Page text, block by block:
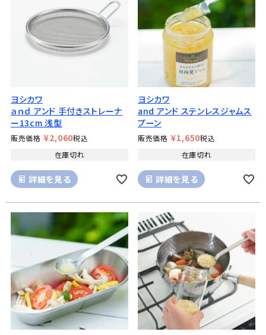
ヨシカワ
ａｎｄ アンド 手付きストレーナ
ー13cm 浅型
販売価格 ¥2,060税込
在庫切れ
詳細を見る
ヨシカワ
and アンド ステンレスジャムス
プーン
販売価格 ¥1,650税込
在庫切れ
詳細を見る